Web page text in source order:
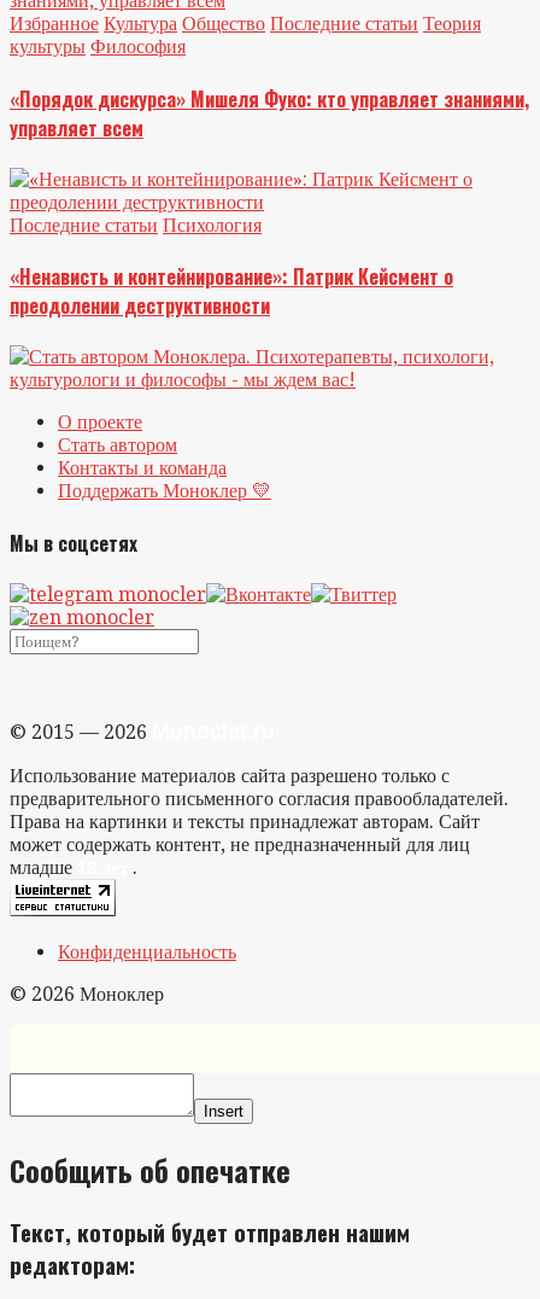
Избранное Культура Общество Последние статьи Теория
культуры Философия
«Порядок дискурса» Мишеля Фуко: кто управляет знаниями,
управляет всем
Последние статьи Психология
«Ненависть и контейнирование»: Патрик Кейсмент о
преодолении деструктивности
О проекте
Стать автором
Контакты и команда
Поддержать Моноклер 💛
Мы в соцсетях
© 2015 — 2026
Использование материалов сайта разрешено только с
предварительного письменного согласия правообладателей.
Права на картинки и тексты принадлежат авторам. Сайт
может содержать контент, не предназначенный для лиц
младше
.
Конфиденциальность
© 2026 Моноклер
Insert
Сообщить об опечатке
Текст, который будет отправлен нашим
редакторам: